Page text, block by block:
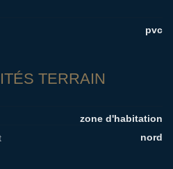
pvc
TERRAIN
zone d'habitation
nord